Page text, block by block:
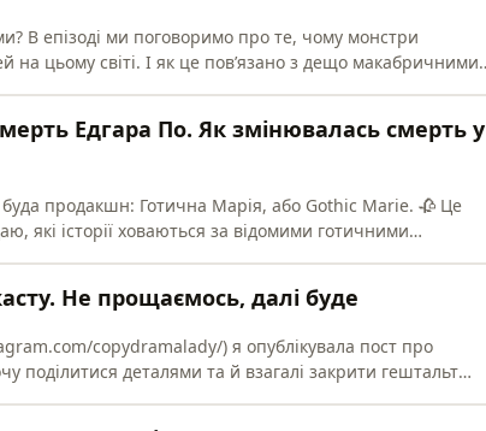
на цьому світі. І як це повʼязано з дещо макабричними
Едгара По. Як змінювалась смерть у
буда продакшн: Готична Марія, або Gothic Marie. 🥀 Це
які історії ховаються за відомими готичними
@GotНе прощаємось, далі буде
copydramalady/) я опублікувала пост про
поділитися деталями та й взагалі закрити гештальт